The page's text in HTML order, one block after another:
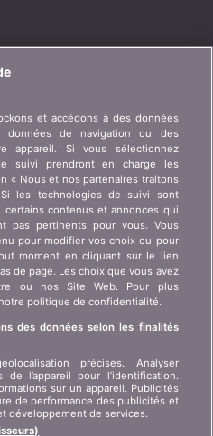
presse, partenariat,
Information client art. 45
LSA
Protection des données
Informations juridiques
Plan du site
et accédons à des données
données de navigation ou des
appareil. Si vous sélectionnez
suivi prendront en charge les
« Nous et nos partenaires traitons
les technologies de suivi sont
contenus et annonces qui
pas pertinents pour vous. Vous
pour modifier vos choix ou pour
moment en cliquant sur le lien
de page. Les choix que vous avez
ou nos Site Web. Pour plus
politique de confidentialité.
des données selon les finalités
précises. Analyser
l’appareil pour l’identification.
sur un appareil. Publicités
de performance des publicités et
développement de services.